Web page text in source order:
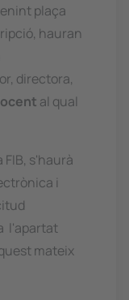
plaça
hauran
directora,
al qual
FIB, s'haurà
i
l'apartat
mateix